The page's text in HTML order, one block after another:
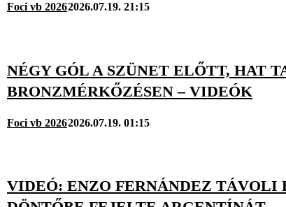
Foci vb 20262026.07.19. 21:15
NÉGY GÓL A SZÜNET ELŐTT, HAT
BRONZMÉRKŐZÉSEN – VIDEÓK
Foci vb 20262026.07.19. 01:15
VIDEÓ: ENZO FERNÁNDEZ